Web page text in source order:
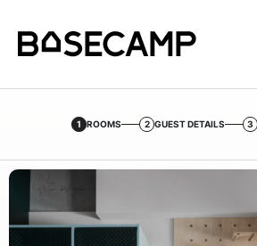
1 ROOMS 2 GUEST DETAILS 3